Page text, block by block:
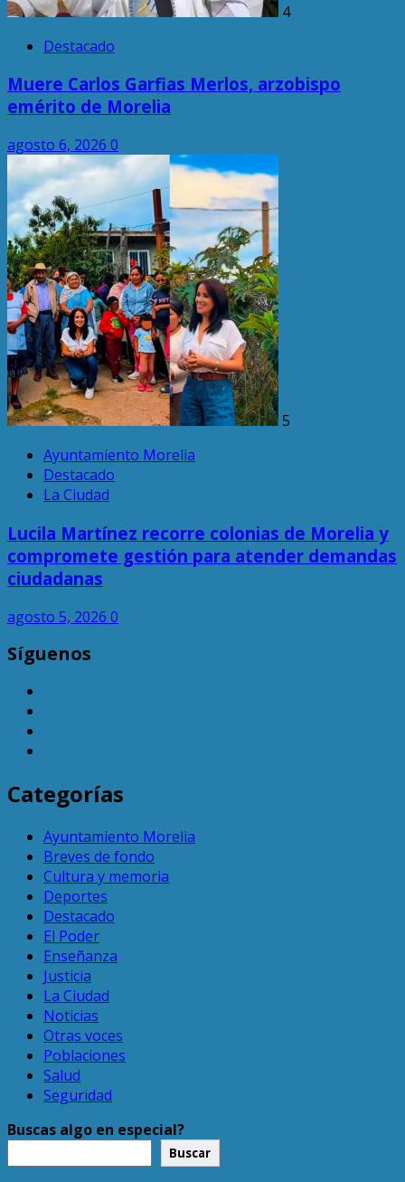
4
Destacado
Muere Carlos Garfias Merlos, arzobispo
emérito de Morelia
agosto 6, 2026 0
5
Ayuntamiento Morelia
Destacado
La Ciudad
Lucila Martínez recorre colonias de Morelia y
compromete gestión para atender demandas
ciudadanas
agosto 5, 2026 0
Síguenos
Categorías
Ayuntamiento Morelia
Breves de fondo
Cultura y memoria
Deportes
Destacado
El Poder
Enseñanza
Justicia
La Ciudad
Noticias
Otras voces
Poblaciones
Salud
Seguridad
Buscas algo en especial?
Buscar